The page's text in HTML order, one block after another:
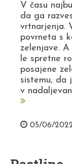
V času
da ga
vrtnarjenja.
povrneta s
zelenjave.
le spretne
posajene
sistemu, da
v
05/06/